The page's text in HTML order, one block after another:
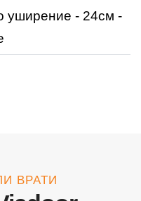
уширение - 24см -
ВРАТИ